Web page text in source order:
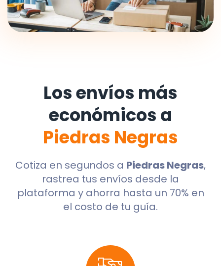
Los envíos más
económicos a
Piedras Negras
Cotiza en segundos a Piedras Negras,
rastrea tus envíos desde la
plataforma y ahorra hasta un 70% en
el costo de tu guía.